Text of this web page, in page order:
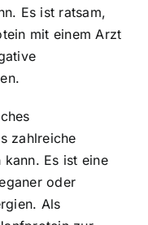
Es ist ratsam,
mit einem Arzt
zahlreiche
Es ist eine
oder
Als